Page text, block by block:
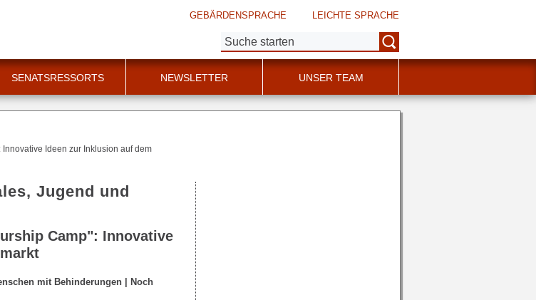
GEBÄRDENSPRACHE LEICHTE SPRACHE
Suche:
SENATSRESSORTS NEWSLETTER UNSER TEAM
Ideen zur Inklusion auf dem
Jugend und
Camp": Innovative
mit Behinderungen | Noch